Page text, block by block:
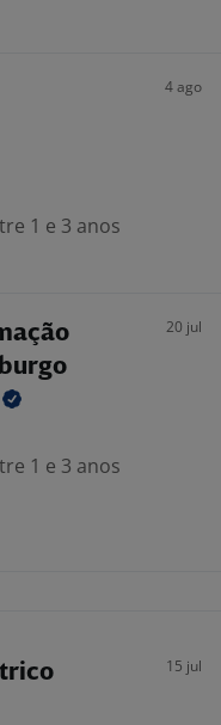
4 ago
1 e 3 anos
20 jul
1 e 3 anos
15 jul